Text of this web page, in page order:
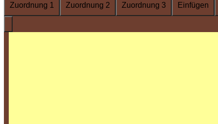
Zuordnung 1
Zuordnung 2 Zuordnung 3 Einfügen